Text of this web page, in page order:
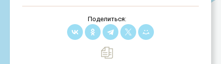
Поделиться: